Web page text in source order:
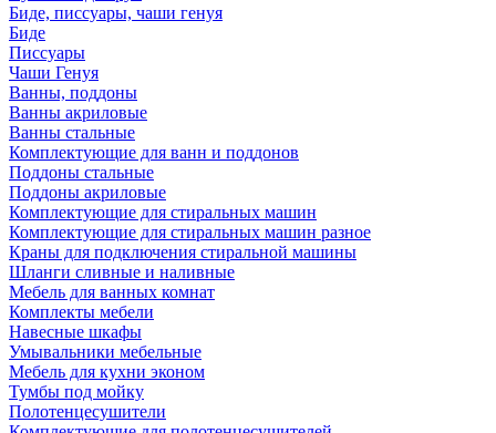
Биде, писсуары, чаши генуя
Биде
Писсуары
Чаши Генуя
Ванны, поддоны
Ванны акриловые
Ванны стальные
Комплектующие для ванн и поддонов
Поддоны стальные
Поддоны акриловые
Комплектующие для стиральных машин
Комплектующие для стиральных машин разное
Краны для подключения стиральной машины
Шланги сливные и наливные
Мебель для ванных комнат
Комплекты мебели
Навесные шкафы
Умывальники мебельные
Мебель для кухни эконом
Тумбы под мойку
Полотенцесушители